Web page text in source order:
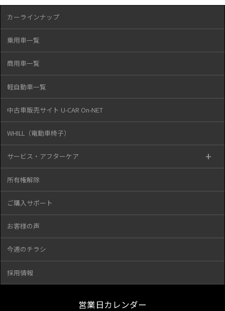
カーラインナップ
乗用車一覧
商用車一覧
軽自動車一覧
中古車販売サイト U-CAR On-NET
WHILL（電動車椅子）
サービス・アフターケア
所有権解除
ご購入サポート
お客様の声
今週のチラシ
採用情報
営業日カレンダー